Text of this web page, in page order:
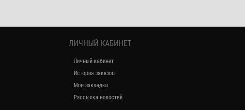
ЛИЧНЫЙ КАБИНЕТ
Личный кабинет
История заказов
Мои закладки
Рассылка новостей